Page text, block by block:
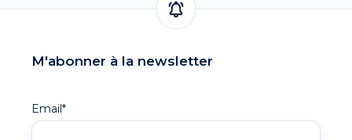
M'abonner à la newsletter
Email*